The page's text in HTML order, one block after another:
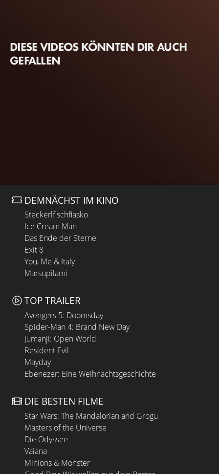
DIESE VIDEOS KÖNNTEN DIR AUCH
GEFALLEN
DEMNÄCHST IM KINO
Steckerlfischfiasko
Ice Cream Man
Das Ende der Sterne
Exit 8
You, Me & Italy
Marsupilami
TOP TRAILER
Avengers 5: Doomsday
Spider-Man 4: Brand New Day
Jumanji: Open World
Resident Evil
Mayday
Ebenezer: Eine Weihnachtsgeschichte
DIE BESTEN FILME
Star Wars: The Mandalorian and Grogu
Masters of the Universe
Die Odyssee
Vaiana
Minions & Monster